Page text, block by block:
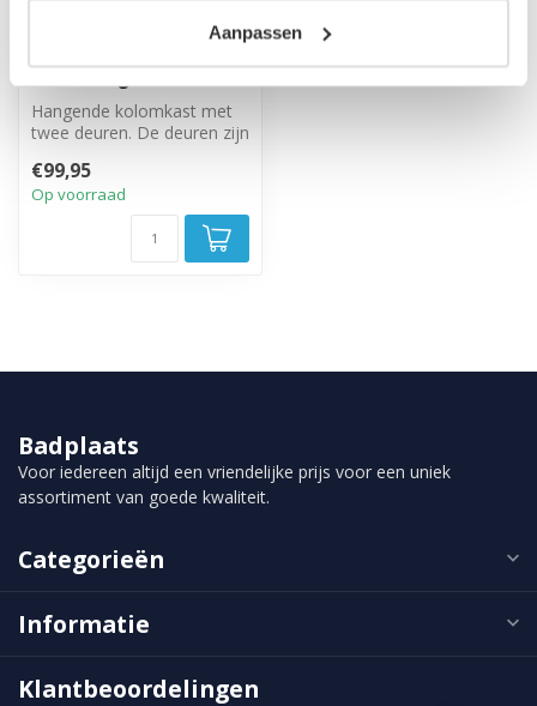
Aanpassen
Hangende kolomkast met
twee deuren. De deuren zijn
monter...
€99,95
Op voorraad
Badplaats
Voor iedereen altijd een vriendelijke prijs voor een uniek
assortiment van goede kwaliteit.
Categorieën
Informatie
Klantbeoordelingen